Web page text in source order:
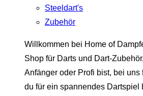
Steeldart's
Zubehör
Willkommen bei Home of
Shop für Darts und Dart-
Anfänger oder Profi bist, bei
du für ein spannendes Dartspiel